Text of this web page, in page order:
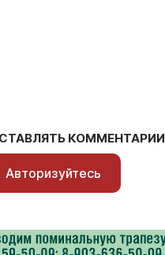
КОММЕНТАРИИ
Авторизуйтесь